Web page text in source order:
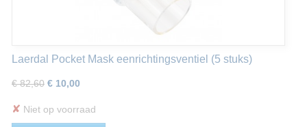
Laerdal Pocket Mask eenrichtingsventiel (5 stuks)
€ 82,60 € 10,00
✘ Niet op voorraad